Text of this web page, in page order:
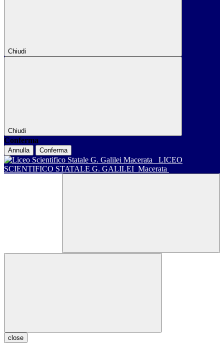
Chiudi
Chiudi
Conferma
Annulla Conferma
LICEO
SCIENTIFICO STATALE G. GALILEI Macerata
close